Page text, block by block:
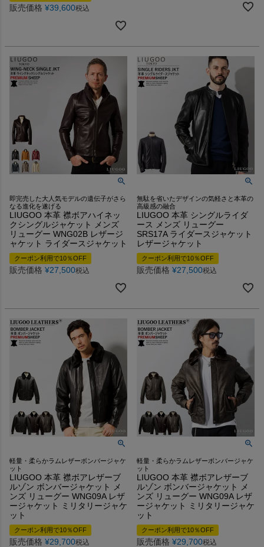
販売価格 ¥39,600税込
即完売した大人気モデルの遺伝子がさら
なる進化を遂げる
LIUGOO 本革 襟ボアハイネッ
クシングルジャケット メンズ
リューグー WNG02B レザージ
ャケット ライダースジャケット
クーポン利用で10％OFF
販売価格 ¥27,500税込
無駄を省いたデザインの気軽さと本革の
高級感の融合
LIUGOO 本革 シングルライダ
ース メンズ リューグー
SRS17A ライダースジャケット
レザージャケット
クーポン利用で10％OFF
販売価格 ¥27,500税込
軽量・柔らかラムレザーボンバージャケ
ット
LIUGOO 本革 襟ボアレザーブ
ルゾン ボンバージャケット メ
ンズ リューグー WNG09A レザ
ージャケット ミリタリージャケ
ット
クーポン利用で10％OFF
販売価格 ¥29,700税込
軽量・柔らかラムレザーボンバージャケ
ット
LIUGOO 本革 襟ボアレザーブ
ルゾン ボンバージャケット メ
ンズ リューグー WNG09A レザ
ージャケット ミリタリージャケ
ット
クーポン利用で10％OFF
販売価格 ¥29,700税込